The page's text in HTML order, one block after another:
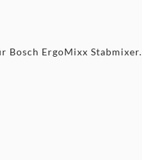
Bosch ErgoMixx Stabmixer.